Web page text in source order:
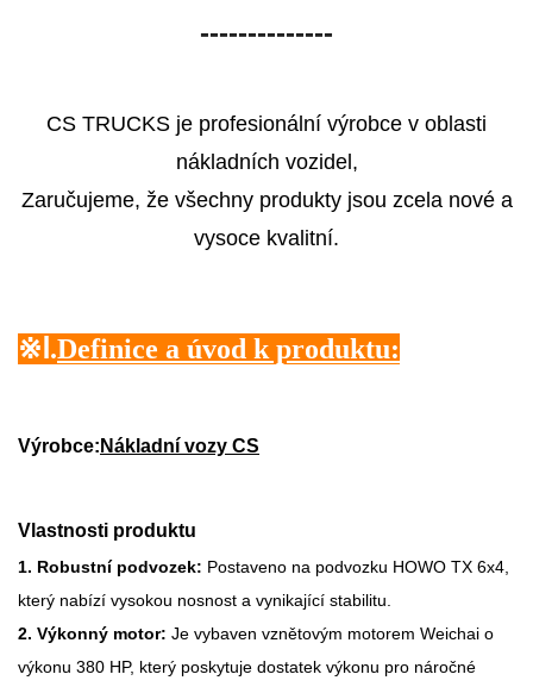
--------------
CS TRUCKS je profesionální výrobce v oblasti
nákladních vozidel,
Zaručujeme, že všechny produkty jsou zcela nové a
vysoce kvalitní.
※ Ⅰ.Definice a úvod k produktu:
Výrobce: Nákladní vozy CS
Vlastnosti produktu
1. Robustní podvozek: Postaveno na podvozku HOWO TX 6x4,
který nabízí vysokou nosnost a vynikající stabilitu.
2. Výkonný motor: Je vybaven vznětovým motorem Weichai o
výkonu 380 HP, který poskytuje dostatek výkonu pro náročné